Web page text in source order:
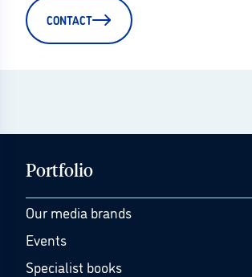
CONTACT
Portfolio
Our media brands
Events
Specialist books